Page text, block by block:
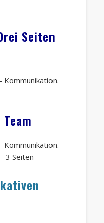
Seiten
Kommunikation.
Kommunikation.
3 Seiten –